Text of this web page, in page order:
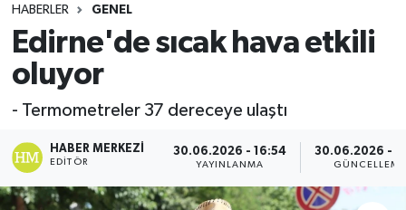
HABERLER GENEL
Edirne'de sıcak hava etkili
oluyor
- Termometreler 37 dereceye ulaştı
HABER MERKEZI
EDITÖR
30.06.2026 - 16:54
YAYINLANMA
30.06.2026 -
GÜNCELLEME